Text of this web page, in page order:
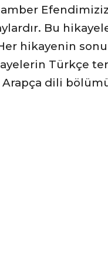
Bu
hikayenin
Türkçe
dili